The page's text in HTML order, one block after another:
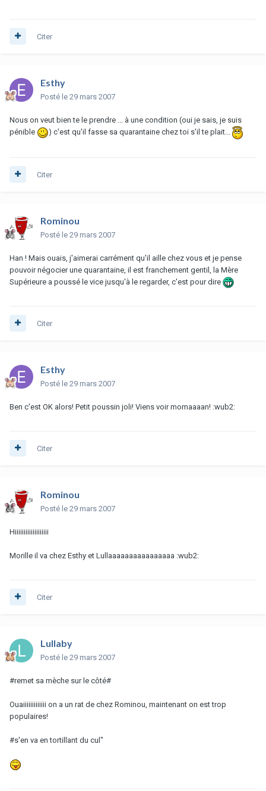
Citer
Esthy
Posté le 29 mars 2007
Nous on veut bien te le prendre ... à une condition (oui je sais, je suis
pénible
) c'est qu'il fasse sa quarantaine chez toi s'il te plait...
Citer
Rominou
Posté le 29 mars 2007
Han ! Mais ouais, j'aimerai carrément qu'il aille chez vous et je pense
pouvoir négocier une quarantaine, il est franchement gentil, la Mère
Supérieure a poussé le vice jusqu'à le regarder, c'est pour dire
Citer
Esthy
Posté le 29 mars 2007
Ben c'est OK alors! Petit poussin joli! Viens voir momaaaan! :wub2:
Citer
Rominou
Posté le 29 mars 2007
Hiiiiiiiiiiiiiiiiiii
Morille il va chez Esthy et Lullaaaaaaaaaaaaaaaa :wub2:
Citer
Lullaby
Posté le 29 mars 2007
#remet sa mèche sur le côté#
Ouaiiiiiiiiiiiii on a un rat de chez Rominou, maintenant on est trop
populaires!
#s'en va en tortillant du cul"